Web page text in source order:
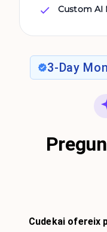
Custom AI
3-Day
Cudekai ofereix